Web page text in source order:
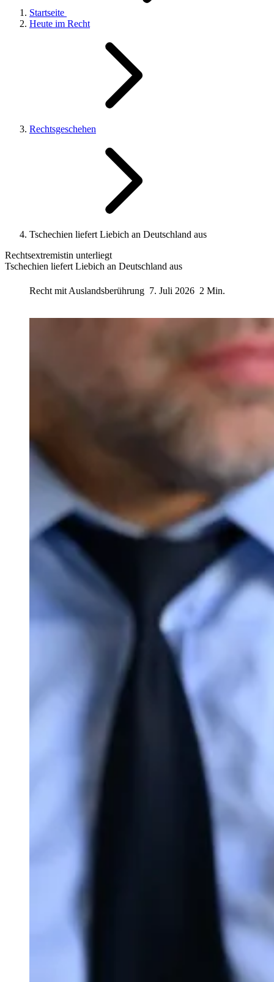
Startseite
Heute im Recht
Rechtsgeschehen
Tschechien liefert Liebich an Deutschland aus
Rechtsextremistin unterliegt
Tschechien liefert Liebich an Deutschland aus
Recht mit Auslandsberührung 7. Juli 2026 2 Min.